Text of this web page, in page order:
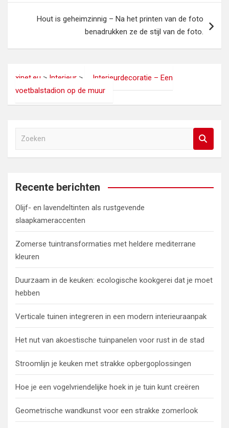
Hout is geheimzinnig – Na het printen van de foto
benadrukken ze de stijl van de foto.
xinet.eu > Interieur >
Interieurdecoratie – Een
voetbalstadion op de muur
e
e
Recente berichten
Olijf- en lavendeltinten als rustgevende
slaapkameraccenten
Zomerse tuintransformaties met heldere mediterrane
kleuren
Duurzaam in de keuken: ecologische kookgerei dat je moet
hebben
Verticale tuinen integreren in een modern interieuraanpak
Het nut van akoestische tuinpanelen voor rust in de stad
Stroomlijn je keuken met strakke opbergoplossingen
Hoe je een vogelvriendelijke hoek in je tuin kunt creëren
Geometrische wandkunst voor een strakke zomerlook